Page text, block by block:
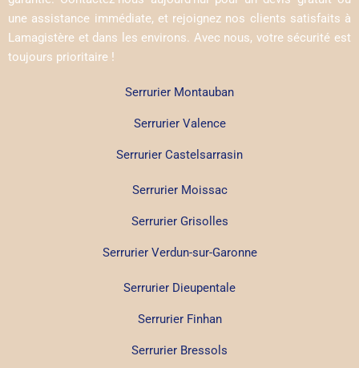
une assistance immédiate, et rejoignez nos clients satisfaits à
Lamagistère et dans les environs. Avec nous, votre sécurité est
toujours prioritaire !
Serrurier Montauban
Serrurier Valence
Serrurier Castelsarrasin
Serrurier Moissac
Serrurier Grisolles
Serrurier Verdun-sur-Garonne
Serrurier Dieupentale
Serrurier Finhan
Serrurier Bressols